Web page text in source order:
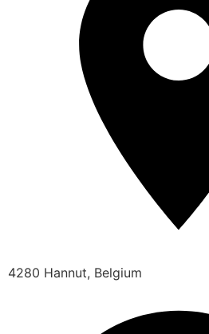
4280 Hannut, Belgium